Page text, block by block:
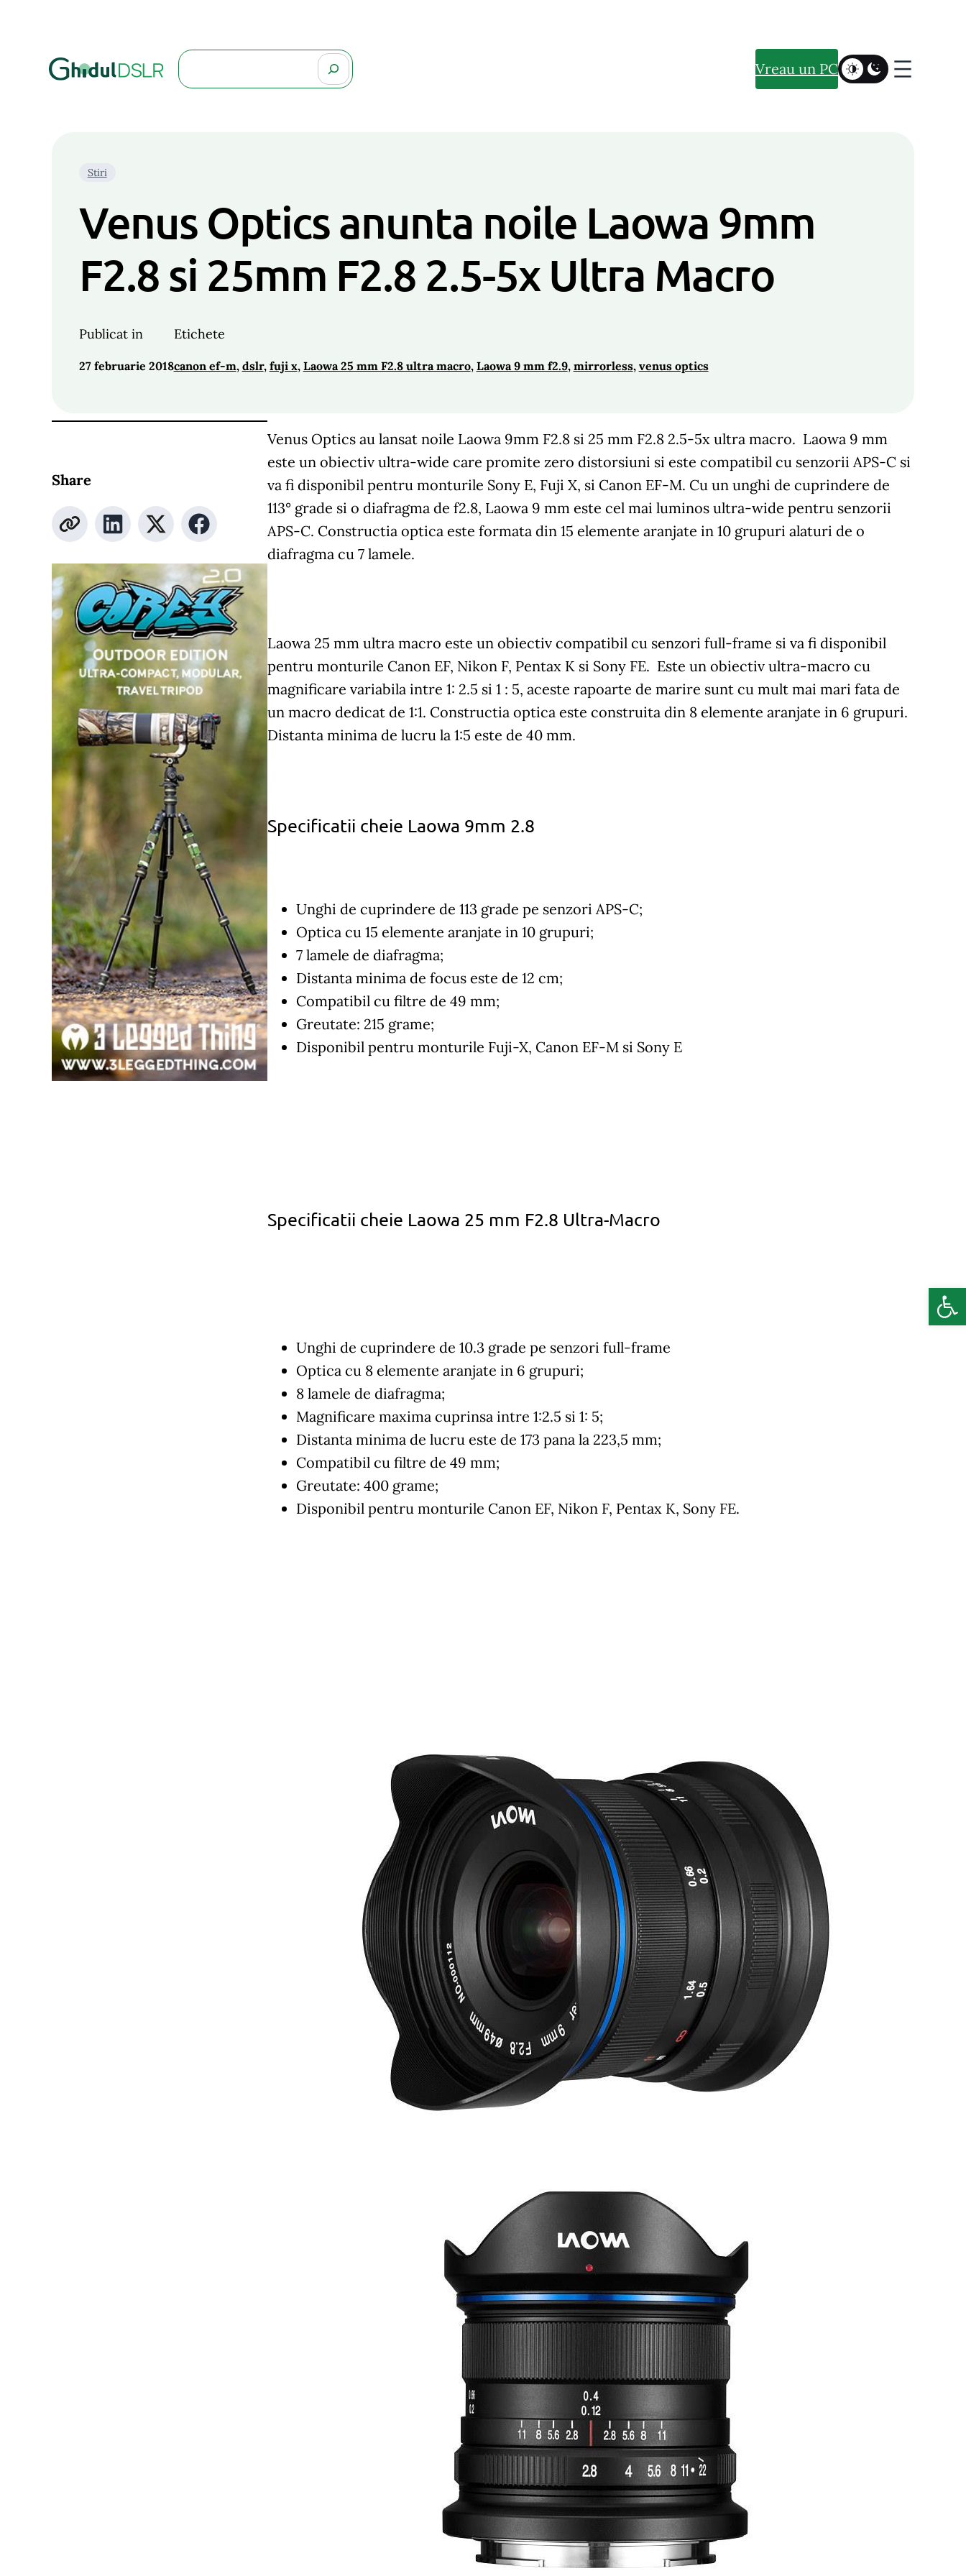
Search Vreau un PC
Stiri
Venus Optics anunta noile Laowa 9mm
F2.8 si 25mm F2.8 2.5-5x Ultra Macro
Publicat in
27 februarie 2018
Etichete
canon ef-m, dslr, fuji x, Laowa 25 mm F2.8 ultra macro, Laowa 9 mm f2.9, mirrorless, venus optics
Share
Venus Optics au lansat noile Laowa 9mm F2.8 si 25 mm F2.8 2.5-5x ultra macro. Laowa 9 mm
este un obiectiv ultra-wide care promite zero distorsiuni si este compatibil cu senzorii APS-C si
va fi disponibil pentru monturile Sony E, Fuji X, si Canon EF-M. Cu un unghi de cuprindere de
113° grade si o diafragma de f2.8, Laowa 9 mm este cel mai luminos ultra-wide pentru senzorii
APS-C. Constructia optica este formata din 15 elemente aranjate in 10 grupuri alaturi de o
diafragma cu 7 lamele.
Laowa 25 mm ultra macro este un obiectiv compatibil cu senzori full-frame si va fi disponibil
pentru monturile Canon EF, Nikon F, Pentax K si Sony FE. Este un obiectiv ultra-macro cu
magnificare variabila intre 1: 2.5 si 1 : 5, aceste rapoarte de marire sunt cu mult mai mari fata de
un macro dedicat de 1:1. Constructia optica este construita din 8 elemente aranjate in 6 grupuri.
Distanta minima de lucru la 1:5 este de 40 mm.
Specificatii cheie Laowa 9mm 2.8
Unghi de cuprindere de 113 grade pe senzori APS-C;
Optica cu 15 elemente aranjate in 10 grupuri;
7 lamele de diafragma;
Distanta minima de focus este de 12 cm;
Compatibil cu filtre de 49 mm;
Greutate: 215 grame;
Disponibil pentru monturile Fuji-X, Canon EF-M si Sony E
Specificatii cheie Laowa 25 mm F2.8 Ultra-Macro
Unghi de cuprindere de 10.3 grade pe senzori full-frame
Optica cu 8 elemente aranjate in 6 grupuri;
8 lamele de diafragma;
Magnificare maxima cuprinsa intre 1:2.5 si 1: 5;
Distanta minima de lucru este de 173 pana la 223,5 mm;
Compatibil cu filtre de 49 mm;
Greutate: 400 grame;
Disponibil pentru monturile Canon EF, Nikon F, Pentax K, Sony FE.